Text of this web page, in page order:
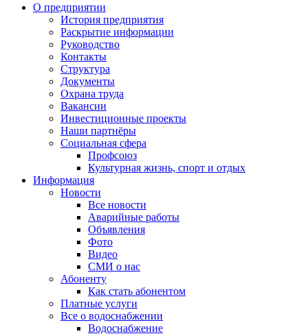
О предприятии
История предприятия
Раскрытие информации
Руководство
Контакты
Структура
Документы
Охрана труда
Вакансии
Инвестиционные проекты
Наши партнёры
Социальная сфера
Профсоюз
Культурная жизнь, спорт и отдых
Информация
Новости
Все новости
Аварийные работы
Объявления
Фото
Видео
СМИ о нас
Абоненту
Как стать абонентом
Платные услуги
Все о водоснабжении
Водоснабжение